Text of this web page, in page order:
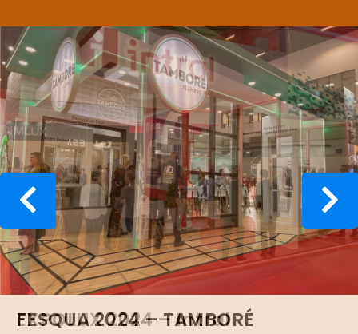
FESQUA 2024 – TAMBORÉ